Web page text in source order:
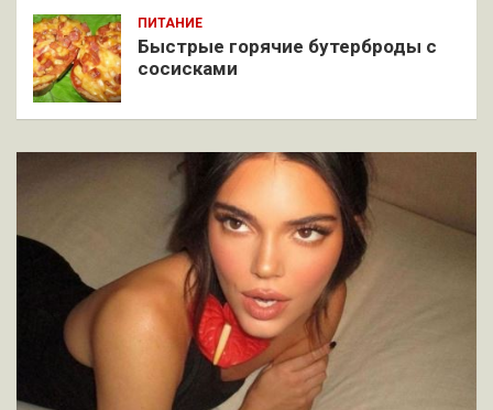
ПИТАНИЕ
Быстрые горячие бутерброды с
сосисками